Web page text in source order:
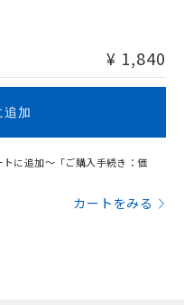
があります。
¥ 1,840
追加
に追加～「ご購入手続き：価
カートをみる